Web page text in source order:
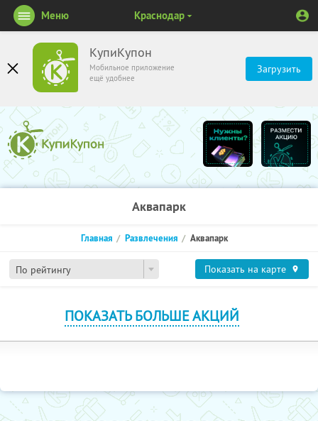
КупиКупон
Мобильное приложение
ещё удобнее
Загрузить
Меню Краснодар
Аквапарк
По рейтингу
Главная Развлечения Аквапарк
Показать на карте
ПОКАЗАТЬ БОЛЬШЕ АКЦИЙ